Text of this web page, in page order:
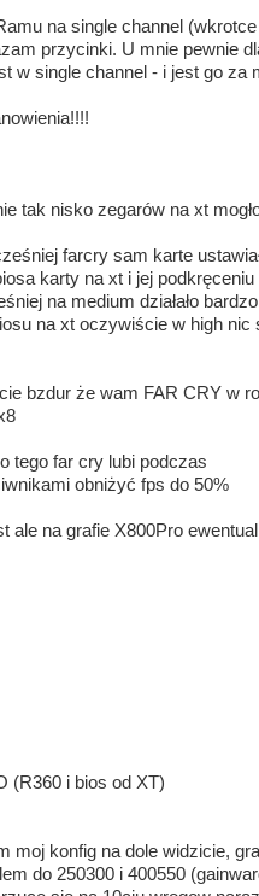
na single channel
przycinki. U mnie pewnie
w single channel - i jest go za
tak nisko zegarów na xt
farcry sam karte
karty na xt i jej
na medium działało
na xt oczywiście w high
bzdur że wam FAR CRY w
tego far cry lubi podczas
obniżyć fps do 50%
ale na grafie X800Pro
(R360 i bios od XT)
moj konfig na dole widzicie,
do 250300 i 400550